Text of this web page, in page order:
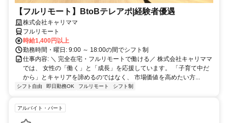
【フルリモート】BtoBテレアポ|経験者優遇
株式会社キャリママ
フルリモート
時給1,400円以上
勤務時間・曜日: 9:00 ～ 18:00の間でシフト制
仕事内容: ＼ 完全在宅・フルリモートで働ける／ 株式会社キャリママ
では、 女性の「働く」と「成長」を応援しています。 「子育て中だ
から」とキャリアを諦めるのではなく、 市場価値を高めたい方...
シフト自由 即日勤務OK フルリモート シフト制
アルバイト・パート